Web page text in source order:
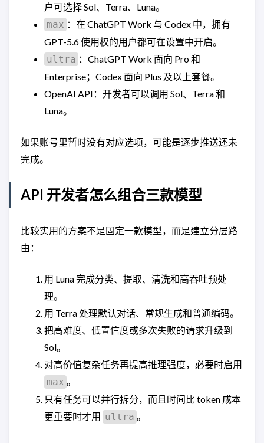
户可选择 Sol、Terra、Luna。
max ：在 ChatGPT Work 与 Codex 中，拥有
GPT-5.6 使用权的用户都可在设置中开启。
ultra ：ChatGPT Work 面向 Pro 和
Enterprise；Codex 面向 Plus 及以上套餐。
OpenAI API：开发者可以调用 Sol、Terra 和
Luna。
如果账号里暂时没有对应选项，可能是逐步推送还未
完成。
API 开发者怎么组合三款模型
比较实用的方案不是固定一款模型，而是建立分层路
由：
用 Luna 完成分类、提取、清洗和高吞吐预处
理。
用 Terra 处理默认对话、常规生成和普通编码。
把高难度、低置信度或多次失败的请求升级到
Sol。
对高价值复杂任务再提高推理强度，必要时启用
max 。
只有任务可以并行拆分，而且时间比 token 成本
更重要时才用 ultra 。